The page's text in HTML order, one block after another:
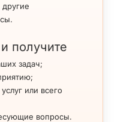
получите
задач;
или всего
вопросы.